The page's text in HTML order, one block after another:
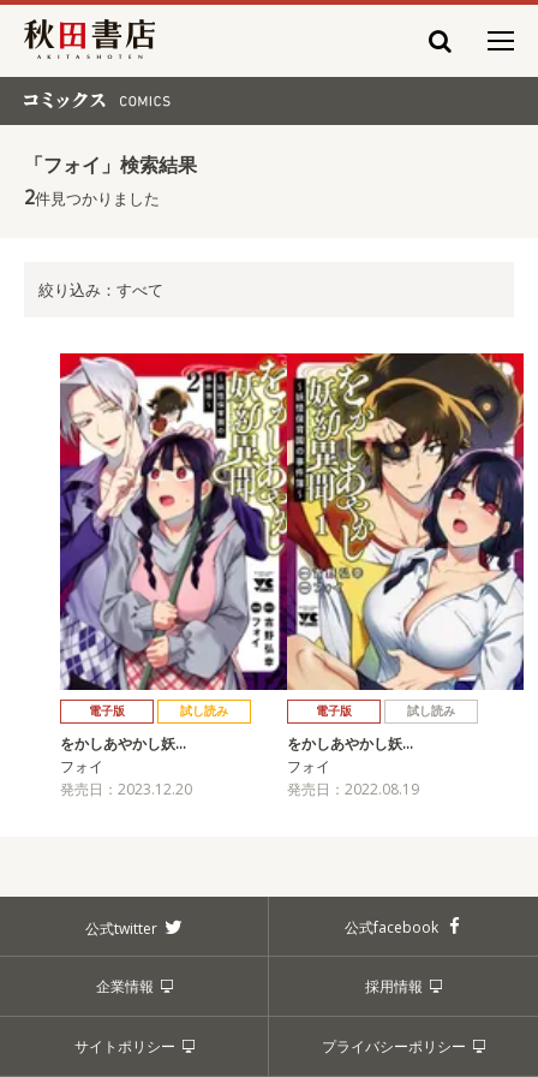
秋田書店
「フォイ」検索結果
2件見つかりました
絞り込み：すべて
電子版 試し読み
をかしあやかし妖…
フォイ
発売日：2023.12.20
電子版 試し読み
をかしあやかし妖…
フォイ
発売日：2022.08.19
公式twitter 公式facebook
企業情報 採用情報
サイトポリシー プライバシーポリシー